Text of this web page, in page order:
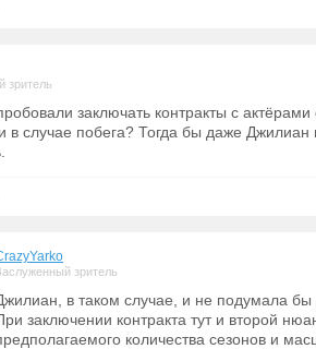
зритель
заключать контракты с
в случае побега? Тогда бы даже
зритель
в таком случае, и не подумала бы
заключении контракта тут и второй
количества сезонов и